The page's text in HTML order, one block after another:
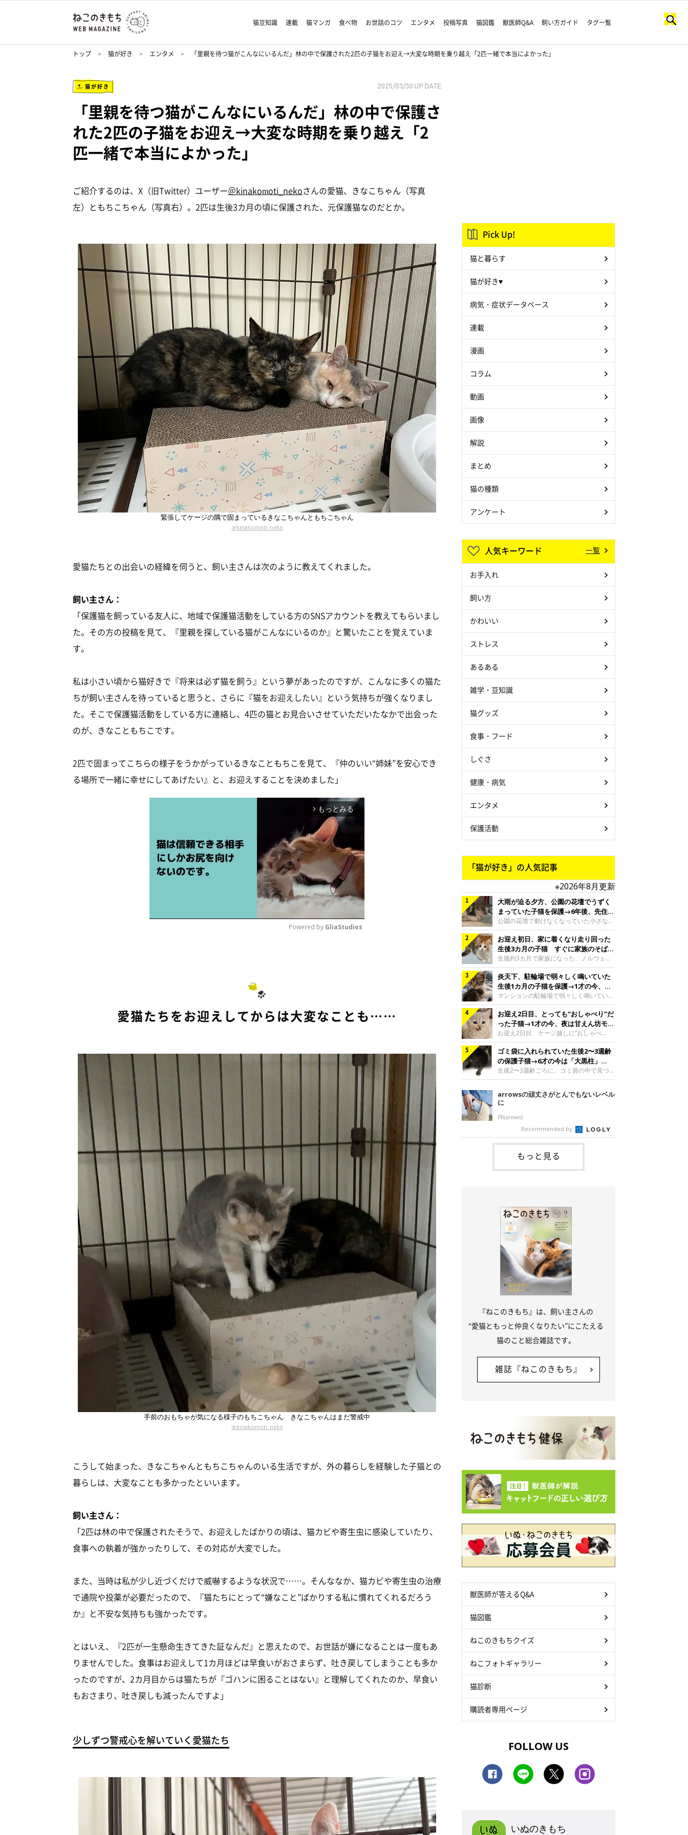
猫豆知識 連載 猫マンガ 食べ物 お世話のコツ エンタメ 投稿写真 猫図鑑 獣医師Q&A 飼い方ガイド タグ一覧
トップ 猫が好き エンタメ 「里親を待つ猫がこんなにいるんだ」林の中で保護された2匹の子猫をお迎え→大変な時期を乗り越え「2匹一緒で本当によかった」
猫が好き 2025/03/30 UP DATE
「里親を待つ猫がこんなにいるんだ」林の中で保護さ
れた2匹の子猫をお迎え→大変な時期を乗り越え「2
匹一緒で本当によかった」
ご紹介するのは、X（旧Twitter）ユーザー＠kinakomoti_nekoさんの愛猫、きなこちゃん（写真
左）ともちこちゃん（写真右）。2匹は生後3カ月の頃に保護された、元保護猫なのだとか。
緊張してケージの隅で固まっているきなこちゃんともちこちゃん
＠kinakomoti_neko
愛猫たちとの出会いの経緯を伺うと、飼い主さんは次のように教えてくれました。
飼い主さん：
「保護猫を飼っている友人に、地域で保護猫活動をしている方のSNSアカウントを教えてもらいまし
た。その方の投稿を見て、『里親を探している猫がこんなにいるのか』と驚いたことを覚えていま
す。
私は小さい頃から猫好きで『将来は必ず猫を飼う』という夢があったのですが、こんなに多くの猫た
ちが飼い主さんを待っていると思うと、さらに『猫をお迎えしたい』という気持ちが強くなりまし
た。そこで保護猫活動をしている方に連絡し、4匹の猫とお見合いさせていただいたなかで出会った
のが、きなこともちこです。
2匹で固まってこちらの様子をうかがっているきなこともちこを見て、『仲のいい“姉妹”を安心でき
る場所で一緒に幸せにしてあげたい』と、お迎えすることを決めました」
arrow_forward_ios もっとみる
Powered by GliaStudios
愛猫たちをお迎えしてからは大変なことも……
手前のおもちゃが気になる様子のもちこちゃん きなこちゃんはまだ警戒中
＠kinakomoti_neko
こうして始まった、きなこちゃんともちこちゃんのいる生活ですが、外の暮らしを経験した子猫との
暮らしは、大変なことも多かったといいます。
飼い主さん：
「2匹は林の中で保護されたそうで、お迎えしたばかりの頃は、猫カビや寄生虫に感染していたり、
食事への執着が強かったりして、その対応が大変でした。
また、当時は私が少し近づくだけで威嚇するような状況で……。そんななか、猫カビや寄生虫の治療
で通院や投薬が必要だったので、『猫たちにとって“嫌なこと”ばかりする私に慣れてくれるだろう
か』と不安な気持ちも強かったです。
とはいえ、『2匹が一生懸命生きてきた証なんだ』と思えたので、お世話が嫌になることは一度もあ
りませんでした。食事はお迎えして1カ月ほどは早食いがおさまらず、吐き戻してしまうことも多か
ったのですが、2カ月目からは猫たちが『ゴハンに困ることはない』と理解してくれたのか、早食い
もおさまり、吐き戻しも減ったんですよ」
少しずつ警戒心を解いていく愛猫たち
Pick Up!
猫と暮らす
猫が好き♥
病気・症状データベース
連載
漫画
コラム
動画
画像
解説
まとめ
猫の種類
アンケート
人気キーワード 一覧
お手入れ
飼い方
かわいい
ストレス
あるある
雑学・豆知識
猫グッズ
食事・フード
しぐさ
健康・病気
エンタメ
保護活動
「猫が好き」の人気記事
※2026年8月更新
大雨が迫る夕方、公園の花壇でうずく
まっていた子猫を保護→6年後、先住猫
と“姉妹”のような関係に
公園の花壇で動けなくなっていた小さな子
猫。家族に迎えられてから6年、先住猫と
の間には深い絆が育まれていました。保護
当時のティダちゃん。
@muumuu62197189紹介するのは、
X（旧Twitter）ユーザー
@muumuu62197189さんの愛猫・ティダ
ちゃん（取材時6才）の成長記録です。こ
ちらは、生後3カ月ごろのティダちゃん。
飼い主さんが出会ったのは、夜から大雨に
なると予報されていた日の夕方でした。花
壇で動けずにいた子猫保護したばかりのテ
ィダちゃん。@muumuu62197189飼い主
さんは、公園の
お迎え初日、家に着くなり走り回った
生後3カ月の子猫 すぐに家族のそばで
落ち着く姿に「迎えてよかった」
生後約3カ月で家族になった、ノルウェー
ジャンフォレストキャットの子猫。お迎え
翌日には、すでに家でくつろぐ様子を見せ
ていました。お迎え翌日、ベッドでうとう
とするむうちゃんお迎え翌日のむうちゃ
ん。@umimugi0304紹介するのは、
Instagramユーザー@umimugi0304さんの
愛猫・むうちゃん（撮影時、生後約3カ月
／ノルウェージャンフォレストキャッ
ト）。こちらは、お迎え翌日に撮影された
一枚。ゴハンをお腹いっぱい食べたむうち
ゃんは眠くなり、飼い主さん夫婦のベッド
でうとうとし始めたのだとか。飼い主さ
炎天下、駐輪場で弱々しく鳴いていた
生後1カ月の子猫を保護→1才の今、筋
肉質でツンデレなコに成長
マンションの駐輪場で弱々しく鳴いてい
た、生後1カ月ほどの子猫。家族に迎えら
れてから1年、体も行動も大きく成長しま
した。炎天下の駐輪場で鳴いていた小さな
子猫保護当時のモモちゃん。@Kingponzu
紹介するのは、X（旧Twitter）ユーザー
@Kingponzuさんの愛猫・モモちゃん（取
材時1才）の成長記録です。こちらは、モ
モちゃんが生後1カ月ごろに撮影された一
枚。飼い主さんの自宅マンションの駐輪場
です。子猫時代のモモちゃん。
@Kingponzuその日は気温が35℃を
お迎え2日目、とっても“おしゃべり”だ
った子猫→1才の今、夜は甘えん坊モー
ドになるコに成長！
お迎え2日目、ケージ越しに“おしゃべ
り”する姿を見せていた子猫。1才になった
今も見せる愛らしい姿にキュンとします。
お迎え2日目、ケージ越しに何かを伝える
ももちゃん“おしゃべり”なももちゃん。
@poocoonyan紹介するのは、Instagram
ユーザー@poocoonyanさんの愛猫・もも
ちゃん（取材時1才／マンチカン）です。
こちらの動画は、ももちゃんが生後2カ月
を過ぎたころ、お迎え2日目に撮影された
もの。新しい環境にゆっくり慣れてもらう
ため、当時はケージの中で過ごしていまし
た。鳴いてアピールするももち
ゴミ袋に入れられていた生後2〜3週齢
の保護子猫→6才の今は「大黒柱」
に！ 美しい黒猫に成長した姿にグッ
とくる
生後2〜3週齢ごろに、ゴミ袋の中で見つか
った小さな命。ミルクから育てられたその
子猫は今、家族に欠かせない存在へと成長
しました。ゴミ袋の中で見つかった、ミニ
モグラのような子猫よちよち歩きをしてい
たころの、生後2〜3週齢ごろのドンちゃ
ん。@doddou_1今回紹介するのは、
X（旧Twitter）ユーザー@doddou_1さん
の愛猫・ドンちゃん（取材時、推定6才／
本名：ドミトリー・ドンスコイ）。ドンち
ゃんは、保護猫でした。ドンちゃんが見つ
かったのは、飼い主さんの姉の勤め先の敷
arrowsの頑丈さがとんでもないレベル
に
PR(arrows)
Recommended by
もっと見る
『ねこのきもち』は、飼い主さんの
“愛猫ともっと仲良くなりたい”にこたえる
猫のこと総合雑誌です。
雑誌『ねこのきもち』
獣医師が答えるQ&A
猫図鑑
ねこのきもちクイズ
ねこフォトギャラリー
猫診断
購読者専用ページ
FOLLOW US
いぬのきもち